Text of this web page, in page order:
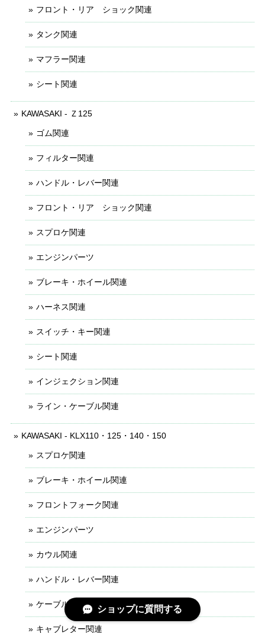
フロント・リア ショック関連
タンク関連
マフラー関連
シート関連
KAWASAKI - Ｚ125
ゴム関連
フィルター関連
ハンドル・レバー関連
フロント・リア ショック関連
スプロケ関連
エンジンパーツ
ブレーキ・ホイール関連
ハーネス関連
スイッチ・キー関連
シート関連
インジェクション関連
ライン・ケーブル関連
KAWASAKI - KLX110・125・140・150
スプロケ関連
ブレーキ・ホイール関連
フロントフォーク関連
エンジンパーツ
カウル関連
ハンドル・レバー関連
ケーブル・ライン関連
キャブレター関連
ショップに質問する